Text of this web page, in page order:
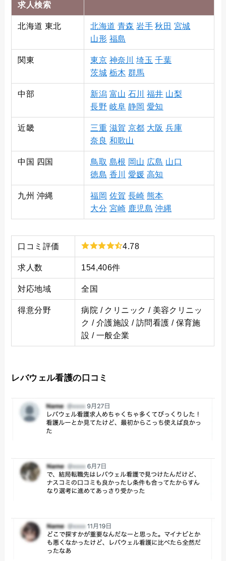
求人検索
北海道 東北 北海道 青森 岩手 秋田 宮城
山形 福島
関東 東京 神奈川 埼玉 千葉
茨城 栃木 群馬
中部 新潟 富山 石川 福井 山梨
長野 岐阜 静岡 愛知
近畿 三重 滋賀 京都 大阪 兵庫
奈良 和歌山
中国 四国 鳥取 島根 岡山 広島 山口
徳島 香川 愛媛 高知
九州 沖縄 福岡 佐賀 長崎 熊本
大分 宮崎 鹿児島 沖縄
口コミ評価 4.78
求人数 154,406件
対応地域 全国
得意分野
病院 / クリニック / 美容クリニッ
ク / 介護施設 / 訪問看護 / 保育施
設 / 一般企業
レバウェル看護の口コミ